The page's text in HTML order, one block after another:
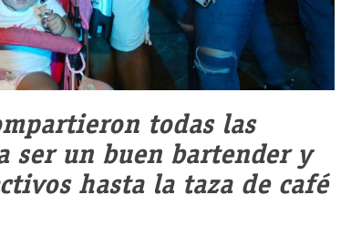
todas las
ser un buen bartender y
hasta la taza de café